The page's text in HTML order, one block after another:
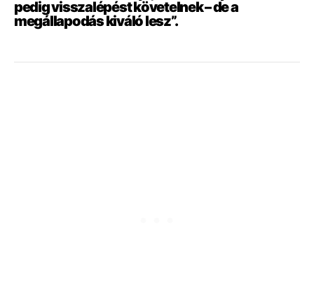
pedigvisszalépéstkövetelnek –dea
megállapodáskiválólesz”.